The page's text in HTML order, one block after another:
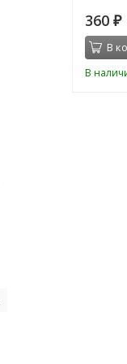
360 ₽
В
В